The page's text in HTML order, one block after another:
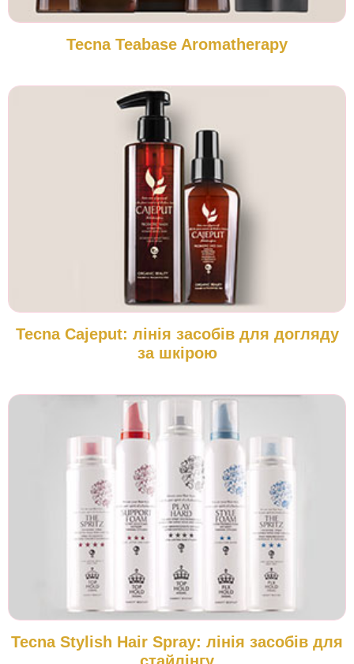
Tecna Teabase Aromatherapy
Tecna Cajeput: лінія засобів для догляду
за шкірою
Tecna Stylish Hair Spray: лінія засобів для